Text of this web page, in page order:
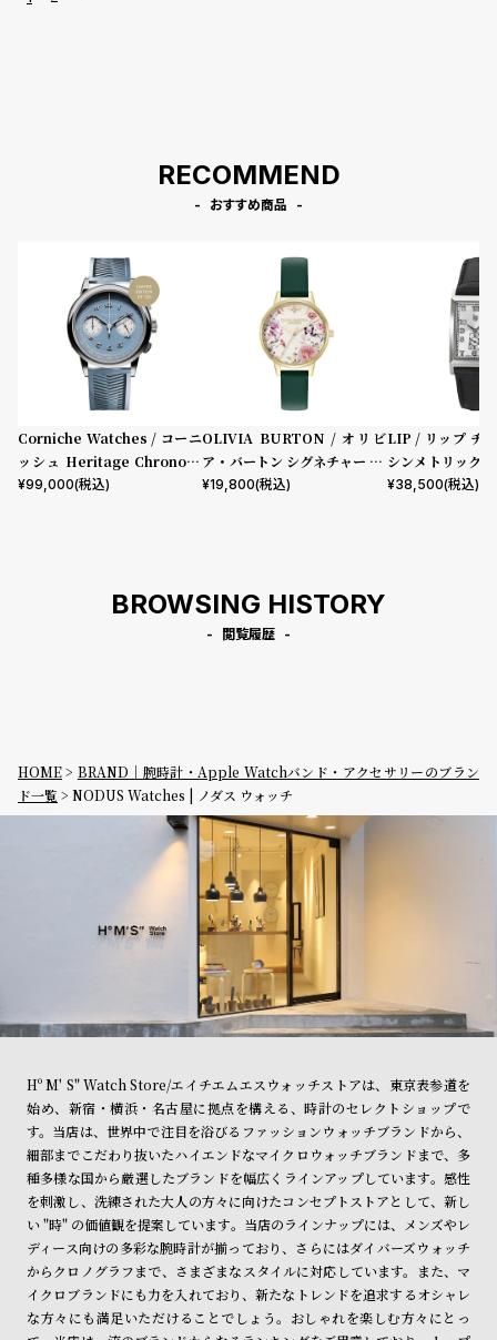
RECOMMEND
おすすめ商品
Corniche Watches / コーニ
ッシュ Heritage Chronogr
aph Visage ステンレス
¥99,000(税込)
OLIVIA BURTON / オリビ
ア・バートン シグネチャー 30
mm イラストレイテッド フロ
¥19,800(税込)
LIP / リップ チ
シンメトリック
ック型押しレザー
¥38,500(税込)
BROWSING HISTORY
閲覧履歴
HOME
BRAND｜腕時計・Apple Watchバンド・アクセサリーのブラン
ド一覧
NODUS Watches | ノダス ウォッチ
Hº M' S" Watch Store/エイチエムエスウォッチストアは、東京表参道を
始め、新宿・横浜・名古屋に拠点を構える、時計のセレクトショップで
す。当店は、世界中で注目を浴びるファッションウォッチブランドから、
細部までこだわり抜いたハイエンドなマイクロウォッチブランドまで、多
種多様な国から厳選したブランドを幅広くラインアップしています。感性
を刺激し、洗練された大人の方々に向けたコンセプトストアとして、新し
い "時" の価値観を提案しています。当店のラインナップには、メンズやレ
ディース向けの多彩な腕時計が揃っており、さらにはダイバーズウォッチ
からクロノグラフまで、さまざまなスタイルに対応しています。また、マ
イクロブランドにも力を入れており、新たなトレンドを追求するオシャレ
な方々にも満足いただけることでしょう。おしゃれを楽しむ方々にとっ